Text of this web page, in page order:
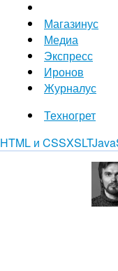
Магазинус
Медиа
Экспресс
Иронов
Журналус
Техногрет
HTML и CSSXSLT